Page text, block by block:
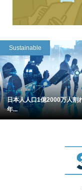
Sustainable
日本人人口1億2000万人
年...